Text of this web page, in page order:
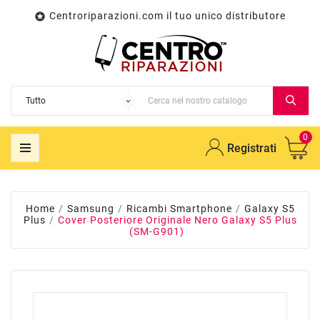
 Centroriparazioni.com il tuo unico distributore
Registrati
0
Home Samsung Ricambi Smartphone
Galaxy S5
Plus
Cover Posteriore Originale Nero Galaxy S5 Plus
(SM-G901)